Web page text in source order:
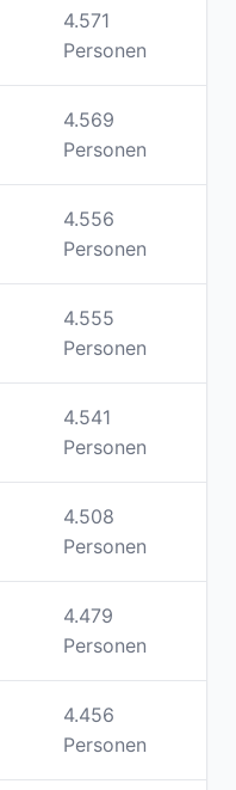
4.571
Personen
4.569
Personen
4.556
Personen
4.555
Personen
4.541
Personen
4.508
Personen
4.479
Personen
4.456
Personen